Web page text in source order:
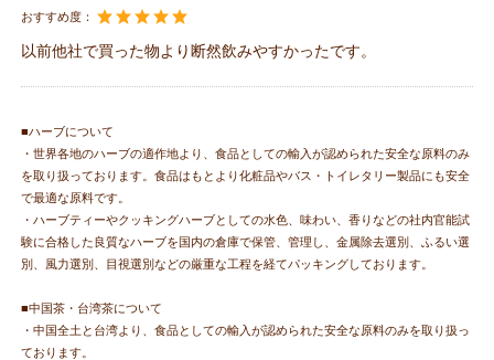
おすすめ度：
以前他社で買った物より断然飲みやすかったです。
■ハーブについて
・世界各地のハーブの適作地より、食品としての輸入が認められた安全な原料のみ
を取り扱っております。食品はもとより化粧品やバス・トイレタリー製品にも安全
で最適な原料です。
・ハーブティーやクッキングハーブとしての水色、味わい、香りなどの社内官能試
験に合格した良質なハーブを国内の倉庫で保管、管理し、金属除去選別、ふるい選
別、風力選別、目視選別などの厳重な工程を経てパッキングしております。
■中国茶・台湾茶について
・中国全土と台湾より、食品としての輸入が認められた安全な原料のみを取り扱っ
ております。